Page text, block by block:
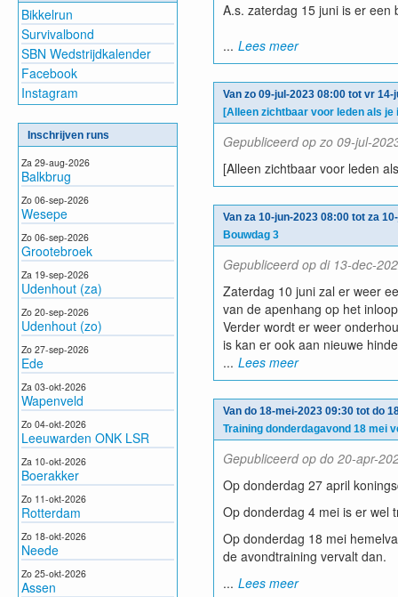
Bikkelrun
Survivalbond
SBN Wedstrijdkalender
Facebook
Instagram
Inschrijven runs
Za 29-aug-2026
Balkbrug
Zo 06-sep-2026
Wesepe
Zo 06-sep-2026
Grootebroek
Za 19-sep-2026
Udenhout (za)
Zo 20-sep-2026
Udenhout (zo)
Zo 27-sep-2026
Ede
Za 03-okt-2026
Wapenveld
Zo 04-okt-2026
Leeuwarden ONK LSR
Za 10-okt-2026
Boerakker
Zo 11-okt-2026
Rotterdam
Zo 18-okt-2026
Neede
Zo 25-okt-2026
Assen
A.s. zaterdag 15 juni is er
... Lees meer
Van zo 09-jul-2023 08:00 tot vr 14-
[Alleen zichtbaar voor leden als je
Gepubliceerd op zo 09-jul-
[Alleen zichtbaar voor leden
Van za 10-jun-2023 08:00 tot za
Bouwdag 3
Gepubliceerd op di 13-dec-
Zaterdag 10 juni zal er weer
van de apenhang op het
Verder wordt er weer
is kan er ook aan nieuwe
... Lees meer
Van do 18-mei-2023 09:30 tot do
Training donderdagavond 18 mei
Gepubliceerd op do 20-apr-
Op donderdag 27 april
Op donderdag 4 mei is er wel
Op donderdag 18 mei
de avondtraining vervalt dan.
... Lees meer